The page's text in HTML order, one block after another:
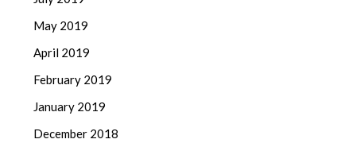
May 2019
April 2019
February 2019
January 2019
December 2018